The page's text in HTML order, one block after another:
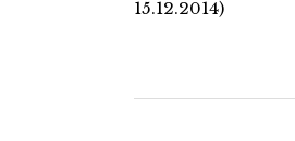
15.12.2014)